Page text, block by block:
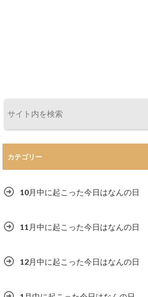
カテゴリー
10月中に起こった今日はなんの日
11月中に起こった今日はなんの日
12月中に起こった今日はなんの日